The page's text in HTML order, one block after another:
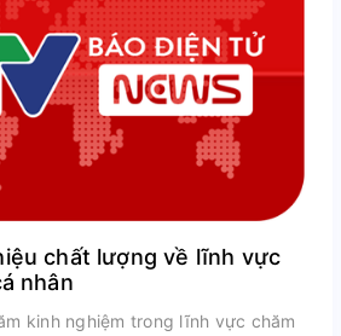
chất lượng về lĩnh vực
nhân
kinh nghiệm trong lĩnh vực chăm